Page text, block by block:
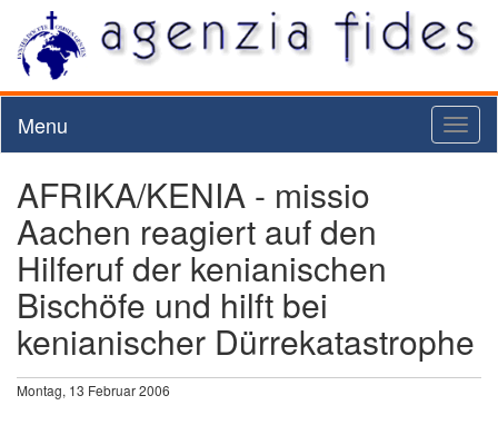
Menu
AFRIKA/KENIA - missio
Aachen reagiert auf den
Hilferuf der kenianischen
Bischöfe und hilft bei
kenianischer Dürrekatastrophe
Montag, 13 Februar 2006